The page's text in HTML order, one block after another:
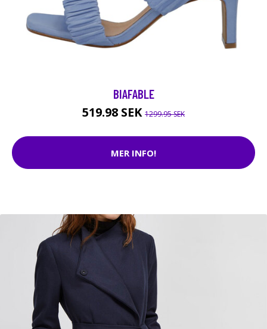
BIAFABLE
519.98 SEK 1299.95 SEK
MER INFO!